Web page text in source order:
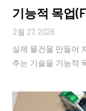
기능적 목업
2월 27, 2026
실제 물건을 만들어
주는 기술을 기능적